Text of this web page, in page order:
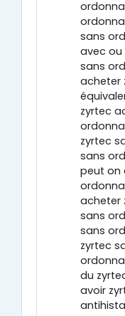
sans
avec ou
sans
acheter
zyrtec
zyrtec
sans
peut on
acheter
sans
sans
zyrtec
du
avoir